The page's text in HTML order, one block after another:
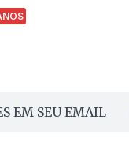
EM SEU EMAIL